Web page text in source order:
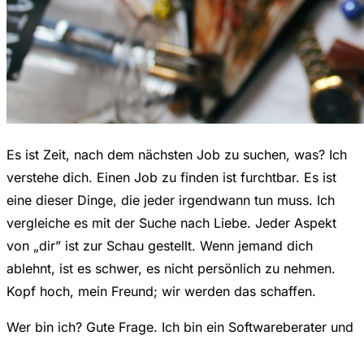
Es ist Zeit, nach dem nächsten Job zu suchen, was? Ich
verstehe dich. Einen Job zu finden ist furchtbar. Es ist
eine dieser Dinge, die jeder irgendwann tun muss. Ich
vergleiche es mit der Suche nach Liebe. Jeder Aspekt
von „dir” ist zur Schau gestellt. Wenn jemand dich
ablehnt, ist es schwer, es nicht persönlich zu nehmen.
Kopf hoch, mein Freund; wir werden das schaffen.
Wer bin ich? Gute Frage. Ich bin ein Softwareberater und